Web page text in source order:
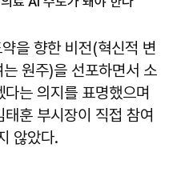
을 향한 비전(혁신적 변
원주)을 선포하면서 소
는 의지를 표명했으며
훈 부시장이 직접 참여
않았다.